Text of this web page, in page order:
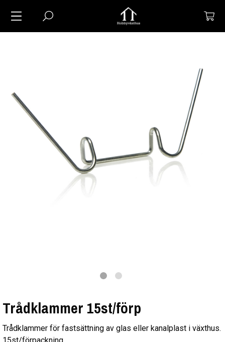
Trådklammer 15st/förp
Trådklammer för fastsättning av glas eller kanalplast i växthus.